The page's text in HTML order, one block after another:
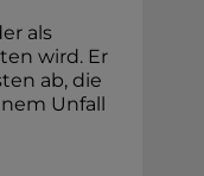
als
wird. Er
ab, die
Unfall